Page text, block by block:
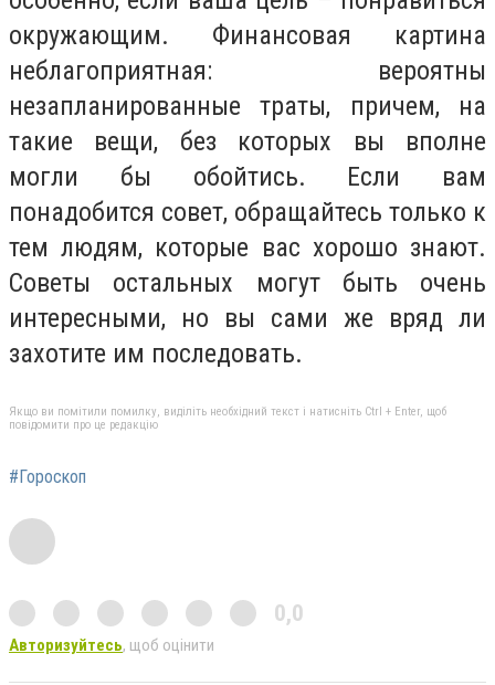
окружающим. Финансовая картина
неблагоприятная: вероятны
незапланированные траты, причем, на
такие вещи, без которых вы вполне
могли бы обойтись. Если вам
понадобится совет, обращайтесь только к
тем людям, которые вас хорошо знают.
Советы остальных могут быть очень
интересными, но вы сами же вряд ли
захотите им последовать.
Якщо ви помітили помилку, виділіть необхідний текст і натисніть Ctrl + Enter, щоб
повідомити про це редакцію
#Гороскоп
0,0
Авторизуйтесь, щоб оцінити